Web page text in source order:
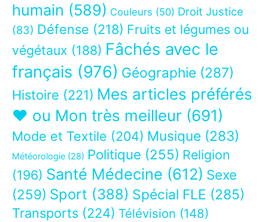
humain (589) Couleurs (50) Droit Justice
(83) Défense (218) Fruits et légumes ou
végétaux (188) Fâchés avec le
français (976) Géographie (287)
Histoire (221) Mes articles préférés
❤ ou Mon très meilleur (691)
Mode et Textile (204) Musique (283)
Météorologie (28) Politique (255) Religion
(196) Santé Médecine (612) Sexe
(259) Sport (388) Spécial FLE (285)
Transports (224) Télévision (148)